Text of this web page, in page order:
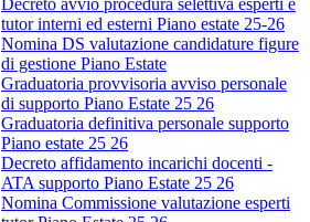
Decreto avvio procedura selettiva esperti e
tutor interni ed esterni Piano estate 25-26
Nomina DS valutazione candidature figure
di gestione Piano Estate
Graduatoria provvisoria avviso personale
di supporto Piano Estate 25 26
Graduatoria definitiva personale supporto
Piano estate 25 26
Decreto affidamento incarichi docenti -
ATA supporto Piano Estate 25 26
Nomina Commissione valutazione esperti